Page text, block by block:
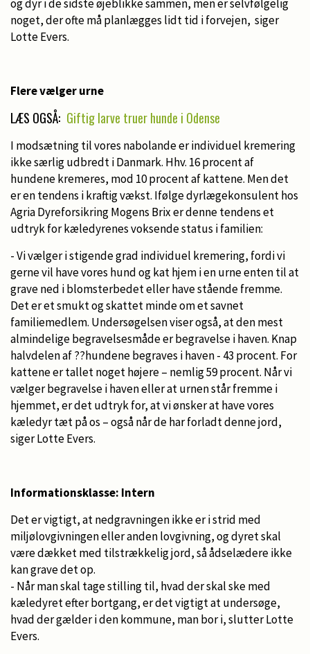
og dyr i de sidste øjeblikke sammen, men er selvfølgelig
noget, der ofte må planlægges lidt tid i forvejen, siger
Lotte Evers.
Flere vælger urne
LÆS OGSÅ: Giftig larve truer hunde i Odense
I modsætning til vores nabolande er individuel kremering
ikke særlig udbredt i Danmark. Hhv. 16 procent af
hundene kremeres, mod 10 procent af kattene. Men det
er en tendens i kraftig vækst. Ifølge dyrlægekonsulent hos
Agria Dyreforsikring Mogens Brix er denne tendens et
udtryk for kæledyrenes voksende status i familien:
- Vi vælger i stigende grad individuel kremering, fordi vi
gerne vil have vores hund og kat hjem i en urne enten til at
grave ned i blomsterbedet eller have stående fremme.
Det er et smukt og skattet minde om et savnet
familiemedlem. Undersøgelsen viser også, at den mest
almindelige begravelsesmåde er begravelse i haven. Knap
halvdelen af ??hundene begraves i haven - 43 procent. For
kattene er tallet noget højere – nemlig 59 procent. Når vi
vælger begravelse i haven eller at urnen står fremme i
hjemmet, er det udtryk for, at vi ønsker at have vores
kæledyr tæt på os – også når de har forladt denne jord,
siger Lotte Evers.
Informationsklasse: Intern
Det er vigtigt, at nedgravningen ikke er i strid med
miljølovgivningen eller anden lovgivning, og dyret skal
være dækket med tilstrækkelig jord, så ådselædere ikke
kan grave det op.
- Når man skal tage stilling til, hvad der skal ske med
kæledyret efter bortgang, er det vigtigt at undersøge,
hvad der gælder i den kommune, man bor i, slutter Lotte
Evers.